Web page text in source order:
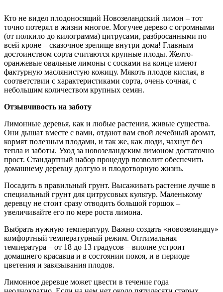
Кто не видел плодоносящий Новозеландский лимон – тот
точно потерял в жизни многое. Могучее дерево с огромными
(от полкило до килограмма) цитрусами, разбросанными по
всей кроне – сказочное зрелище внутри дома! Главным
достоинством сорта считаются крупные плоды. Желто-
оранжевые овальные лимоны с сосками на конце имеют
фактурную маслянистую кожицу. Мякоть плодов кислая, в
соответствии с характеристиками сорта, очень сочная, с
небольшим количеством крупных семян.
Отзывчивость на заботу
Лимонные деревья, как и любые растения, живые существа.
Они дышат вместе с вами, отдают вам свой лечебный аромат,
кормят полезным плодами, и так же, как люди, чахнут без
тепла и заботы. Уход за новозеландским лимоном достаточно
прост. Стандартный набор процедур позволит обеспечить
домашнему деревцу долгую и плодотворную жизнь.
Посадить в правильный грунт. Высаживать растение лучше в
специальный грунт для цитрусовых культур. Маленькому
деревцу не стоит сразу отводить большой горшок –
увеличивайте его по мере роста лимона.
Выбрать нужную температуру. Важно создать «новозеландцу»
комфортный температурный режим. Оптимальная
температура – от 18 до 13 градусов – вполне устроит
домашнего красавца и в состоянии покоя, и в периоде
цветения и завязывания плодов.
Лимонное деревце может цвести в течение года